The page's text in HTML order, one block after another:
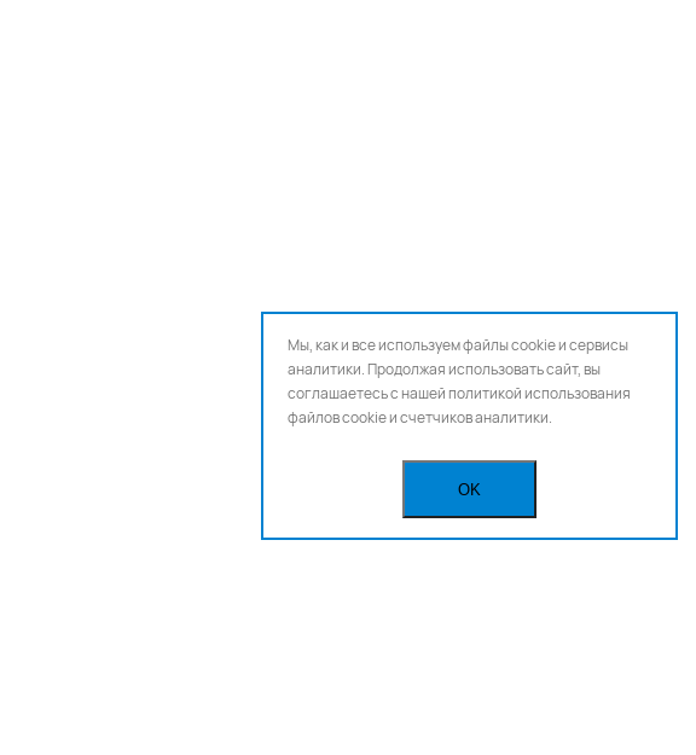
Мы, как и все используем файлы cookie и сервисы
аналитики. Продолжая использовать сайт, вы
соглашаетесь с нашейполитикой использования
файлов cookie и счетчиков аналитики.
OK